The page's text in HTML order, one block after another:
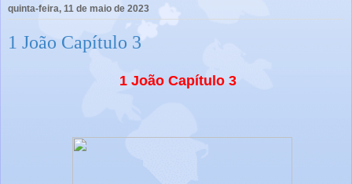
quinta-feira, 11 de maio de 2023
1 João Capítulo 3
1 João Capítulo 3